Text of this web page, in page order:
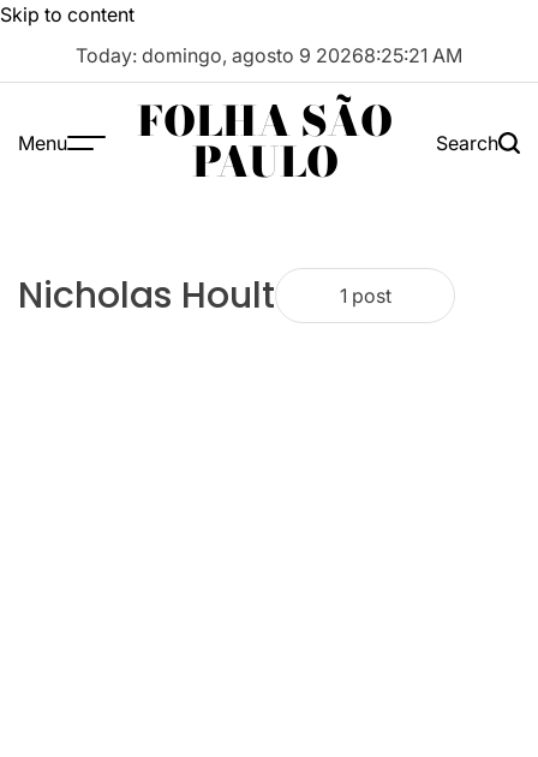
Skip to content
Today: domingo, agosto 9 20268:25:21 AM
Menu FOLHA SÃO
PAULO Search
Nicholas Hoult 1 post